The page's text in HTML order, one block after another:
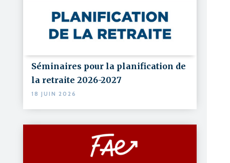
Séminaires pour la planification de
la retraite 2026-2027
18 JUIN 2026